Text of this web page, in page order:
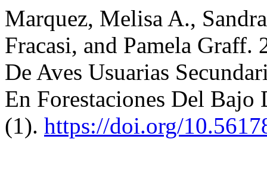
Marquez, Melisa A.,
Fracasi, and Pamela Graff.
De Aves Usuarias
En Forestaciones Del Bajo
(1). https://doi.org/